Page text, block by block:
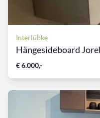
Interlübke
Hängesideboard
€ 6.000,-